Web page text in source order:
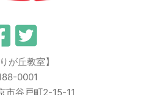
が丘教室】
0001
市谷戸町2-15-11